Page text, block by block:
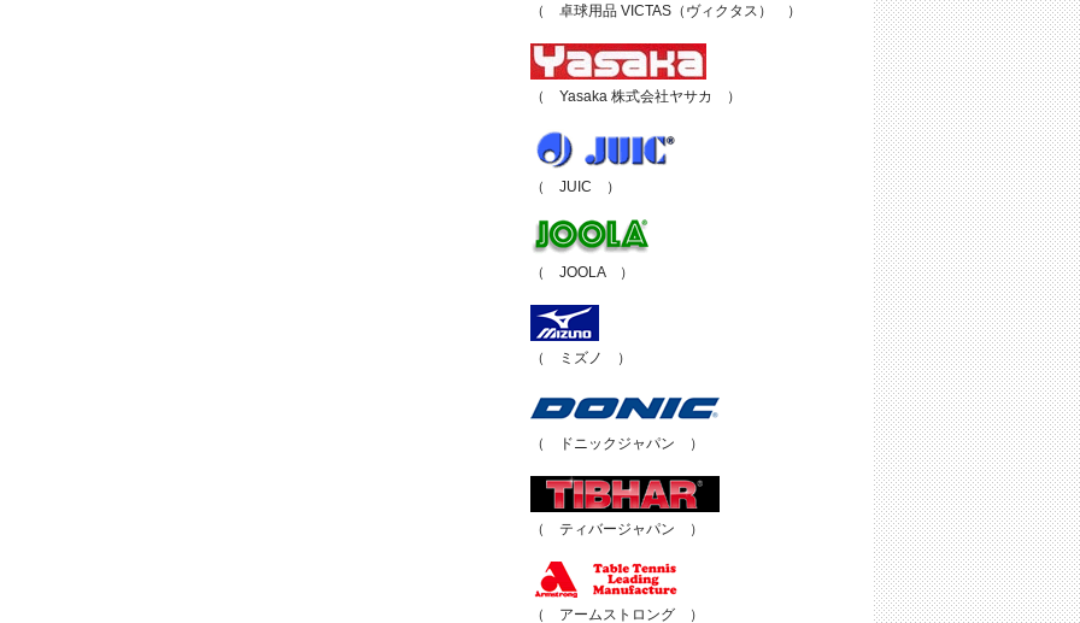
（ 卓球用品 VICTAS（ヴィクタス） ）
（ Yasaka 株式会社ヤサカ ）
（ JUIC ）
（ JOOLA ）
（ ミズノ ）
（ ドニックジャパン ）
（ ティバージャパン ）
（ アームストロング ）